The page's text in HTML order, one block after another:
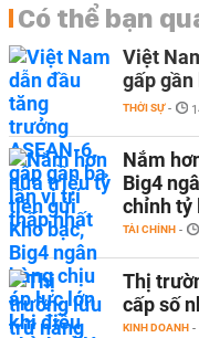
Có thể bạn
Việt
gấp
THỜI SỰ -
Nắm
Big4
chỉnh tỷ
TÀI CHÍNH -
Thị
cấp số
KINH DOANH -